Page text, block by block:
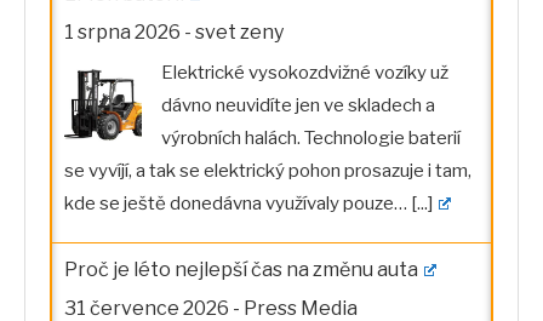
1 srpna 2026 - svet zeny
Elektrické vysokozdvižné vozíky už
dávno neuvidíte jen ve skladech a
výrobních halách. Technologie baterií
se vyvíjí, a tak se elektrický pohon prosazuje i tam,
kde se ještě donedávna využívaly pouze… [...]
Proč je léto nejlepší čas na změnu auta
31 července 2026 - Press Media